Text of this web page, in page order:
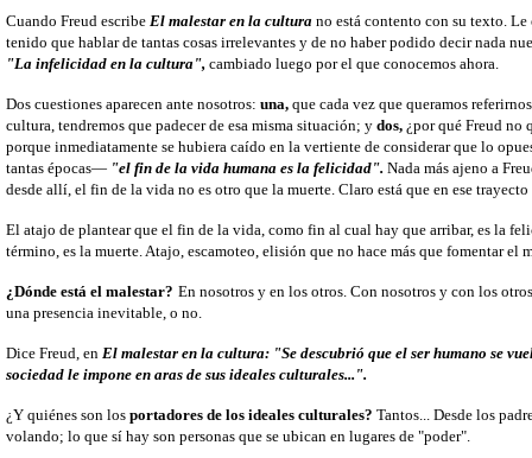
Cuando Freud escribe El malestar en la cultura no está contento con su texto. Le
tenido que hablar de tantas cosas irrelevantes y de no haber podido decir nada
"La infelicidad en la cultura", cambiado luego por el que conocemos ahora.
Dos cuestiones aparecen ante nosotros: una, que cada vez que queramos
cultura, tendremos que padecer de esa misma situación; y dos, ¿por qué Freud no
porque inmediatamente se hubiera caído en la vertiente de considerar que lo
tantas épocas— "el fin de la vida humana es la felicidad". Nada más ajeno a
desde allí, el fin de la vida no es otro que la muerte. Claro está que en ese trayecto
El atajo de plantear que el fin de la vida, como fin al cual hay que arribar, es la
término, es la muerte. Atajo, escamoteo, elisión que no hace más que fomentar el
¿Dónde está el malestar? En nosotros y en los otros. Con nosotros y con los
una presencia inevitable, o no.
Dice Freud, en El malestar en la cultura: "Se descubrió que el ser humano se
sociedad le impone en aras de sus ideales culturales...".
¿Y quiénes son los portadores de los ideales culturales? Tantos... Desde los
volando; lo que sí hay son personas que se ubican en lugares de "poder".